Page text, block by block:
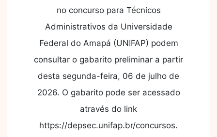
no concurso para Técnicos
Administrativos da Universidade
Federal do Amapá (UNIFAP) podem
consultar o gabarito preliminar a partir
desta segunda-feira, 06 de julho de
2026. O gabarito pode ser acessado
através do link
https://depsec.unifap.br/concursos.